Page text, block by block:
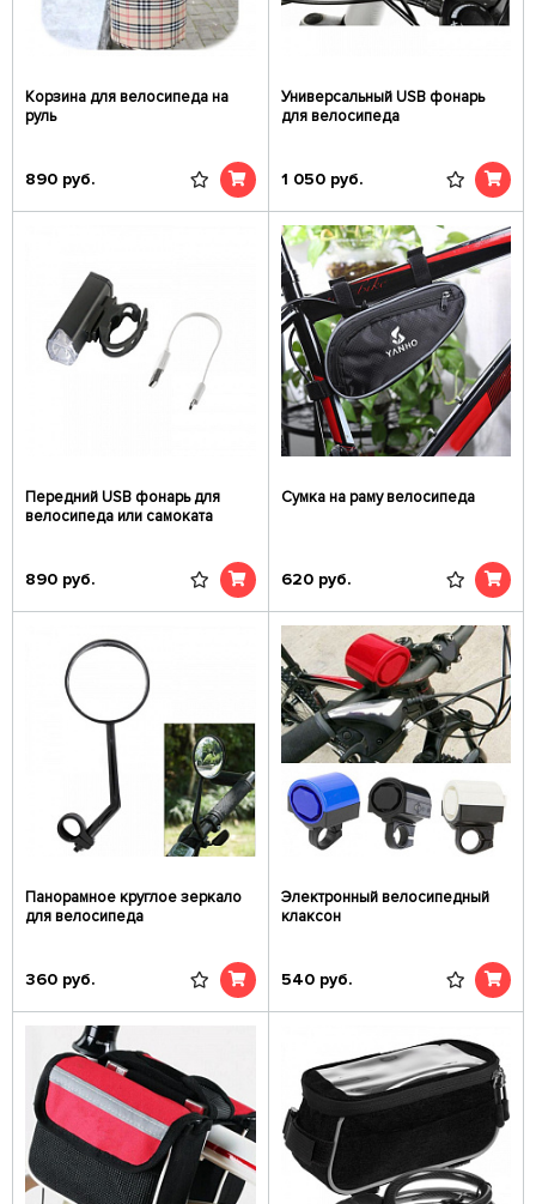
Корзина для велосипеда на
руль
890 руб.
Универсальный USB фонарь
для велосипеда
1 050 руб.
Передний USB фонарь для
велосипеда или самоката
890 руб.
Сумка на раму велосипеда
620 руб.
Панорамное круглое зеркало
для велосипеда
360 руб.
Электронный велосипедный
клаксон
540 руб.